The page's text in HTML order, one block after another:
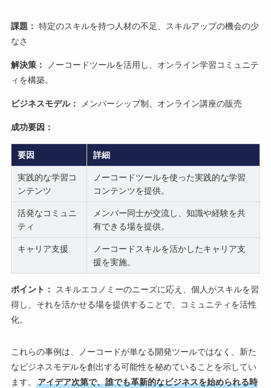
課題： 特定のスキルを持つ人材の不足、スキルアップの機会の少
なさ
解決策：
ノーコードツールを活用し、オンライン学習コミュニテ
ィを構築。
ビジネスモデル： メンバーシップ制、オンライン講座の販売
成功要因：
要因 詳細
実践的な学習コ
ンテンツ
ノーコードツールを使った実践的な学習
コンテンツを提供。
活発なコミュニ
ティ
メンバー同士が交流し、知識や経験を共
有できる場を提供。
キャリア支援
ノーコードスキルを活かしたキャリア支
援を実施。
ポイント：
スキルエコノミーのニーズに応え、個人がスキルを習
得し、それを活かせる場を提供することで、コミュニティを活性
化。
これらの事例は、ノーコードが単なる開発ツールではなく、新た
なビジネスモデルを創出する可能性を秘めていることを示してい
ます。
アイデア次第で、誰でも革新的なビジネスを始められる時